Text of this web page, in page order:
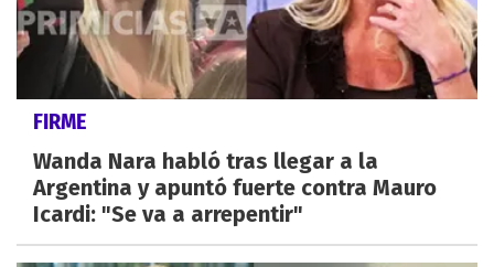
FIRME
Wanda Nara habló tras llegar a la
Argentina y apuntó fuerte contra Mauro
Icardi: "Se va a arrepentir"